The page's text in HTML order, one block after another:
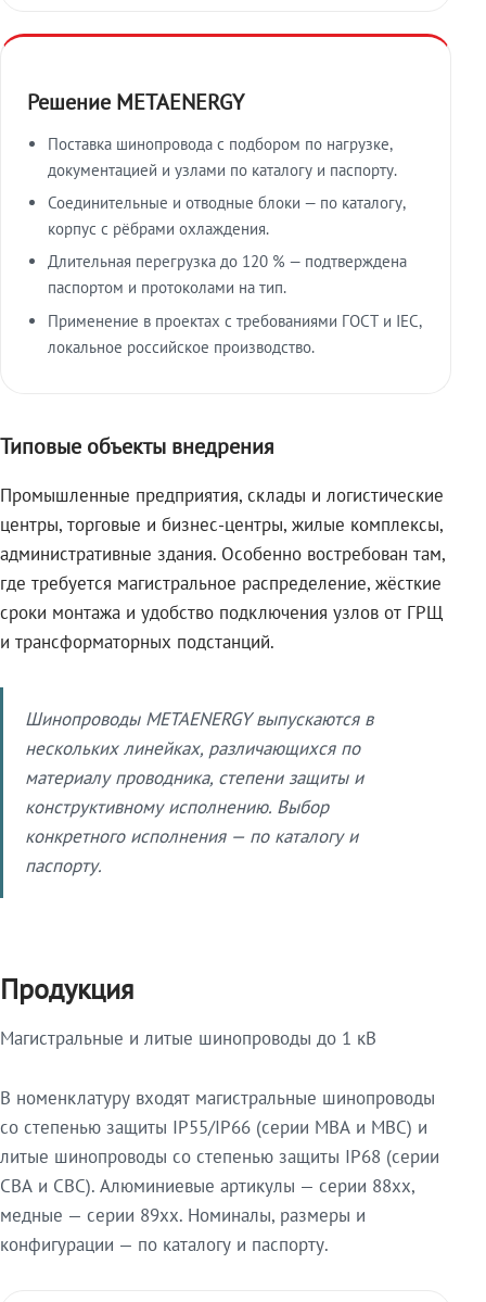
Решение METAENERGY
Поставка шинопровода с подбором по нагрузке,
документацией и узлами по каталогу и паспорту.
Соединительные и отводные блоки — по каталогу,
корпус с рёбрами охлаждения.
Длительная перегрузка до 120 % — подтверждена
паспортом и протоколами на тип.
Применение в проектах с требованиями ГОСТ и IEC,
локальное российское производство.
Типовые объекты внедрения
Промышленные предприятия, склады и логистические
центры, торговые и бизнес-центры, жилые комплексы,
административные здания. Особенно востребован там,
где требуется магистральное распределение, жёсткие
сроки монтажа и удобство подключения узлов от ГРЩ
и трансформаторных подстанций.
Шинопроводы METAENERGY выпускаются в
нескольких линейках, различающихся по
материалу проводника, степени защиты и
конструктивному исполнению. Выбор
конкретного исполнения — по каталогу и
паспорту.
Продукция
Магистральные и литые шинопроводы до 1 кВ
В номенклатуру входят магистральные шинопроводы
со степенью защиты IP55/IP66 (серии МВА и МВС) и
литые шинопроводы со степенью защиты IP68 (серии
СВА и СВС). Алюминиевые артикулы — серии 88xx,
медные — серии 89xx. Номиналы, размеры и
конфигурации — по каталогу и паспорту.